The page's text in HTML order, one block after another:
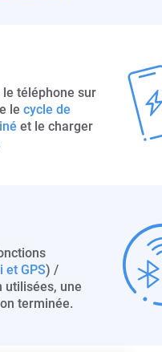
le téléphone sur
le cycle de
et le charger
et GPS) /
utilisées, une
terminée.